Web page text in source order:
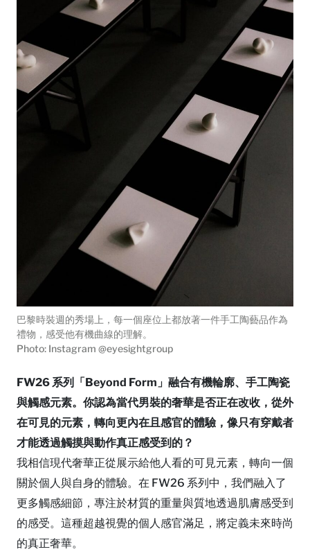
巴黎時裝週的秀場上，每一個座位上都放著一件手工陶藝品作為
禮物，感受他有機曲線的理解。
Photo: Instagram @eyesightgroup
FW26 系列「Beyond Form」融合有機輪廓、手工陶瓷
與觸感元素。你認為當代男裝的奢華是否正在改收，從外
在可見的元素，轉向更內在且感官的體驗，像只有穿戴者
才能透過觸摸與動作真正感受到的？
我相信現代奢華正從展示給他人看的可見元素，轉向一個
關於個人與自身的體驗。在 FW26 系列中，我們融入了
更多觸感細節，專注於材質的重量與質地透過肌膚感受到
的感受。這種超越視覺的個人感官滿足，將定義未來時尚
的真正奢華。